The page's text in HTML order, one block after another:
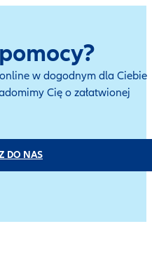
w dogodnym dla Ciebie
Cię o załatwionej
DO NAS